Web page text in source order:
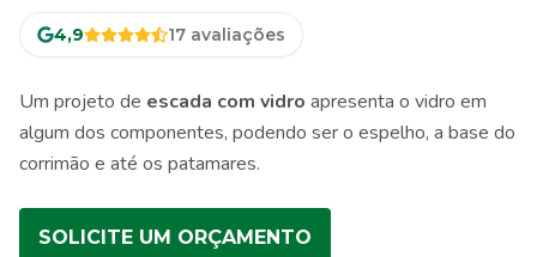
4,9 17 avaliações
Um projeto de escada com vidro apresenta o vidro em
algum dos componentes, podendo ser o espelho, a base do
corrimão e até os patamares.
SOLICITE UM ORÇAMENTO